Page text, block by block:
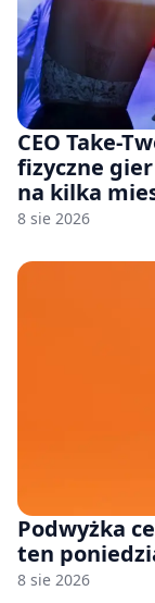
CEO Take-
fizyczne
na kilka
8 sie 2026
Podwyżka
ten
8 sie 2026